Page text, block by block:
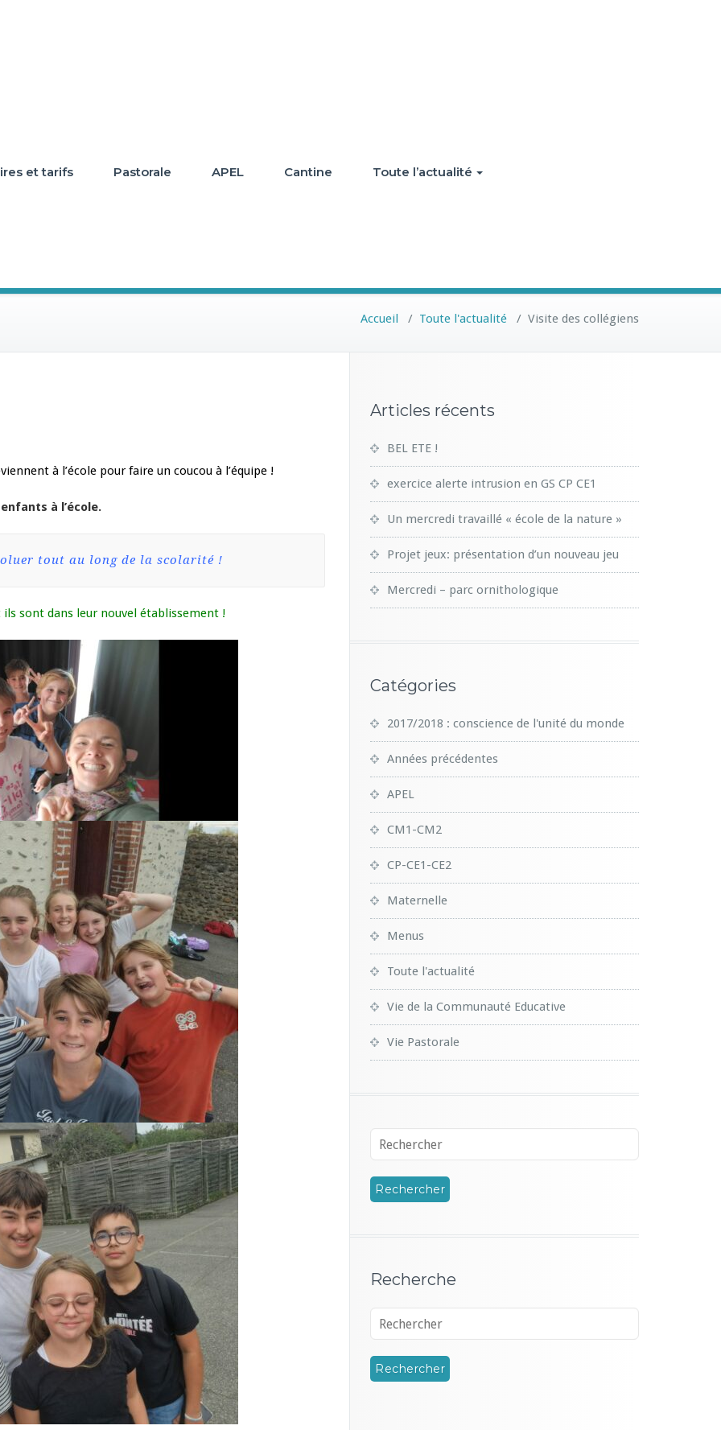
et tarifs Pastorale APEL Cantine Toute l’actualité
Accueil / Toute l'actualité / Visite des collégiens
à l’école pour faire un coucou à l’équipe !
à l’école.
tout au long de la scolarité !
sont dans leur nouvel établissement !
Articles récents
BEL ETE !
exercice alerte intrusion en GS CP CE1
Un mercredi travaillé « école de la nature »
Projet jeux: présentation d’un nouveau jeu
Mercredi – parc ornithologique
Catégories
2017/2018 : conscience de l'unité du monde
Années précédentes
APEL
CM1-CM2
CP-CE1-CE2
Maternelle
Menus
Toute l'actualité
Vie de la Communauté Educative
Vie Pastorale
Recherche